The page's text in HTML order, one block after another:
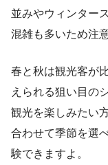
並みやウィンター
混雑も多いため注
春と秋は観光客が
えられる狙い目の
観光を楽しみたい
合わせて季節を選
験できますよ。